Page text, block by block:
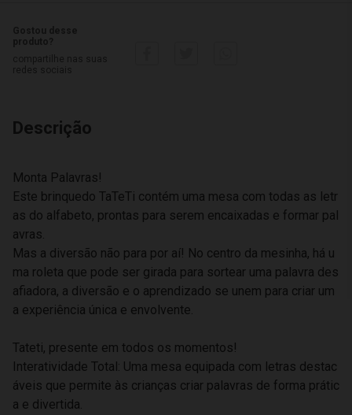
Descrição
Monta Palavras!
Este brinquedo TaTeTi contém uma mesa com todas as letr
as do alfabeto, prontas para serem encaixadas e formar pal
avras.
Mas a diversão não para por aí! No centro da mesinha, há u
ma roleta que pode ser girada para sortear uma palavra des
afiadora, a diversão e o aprendizado se unem para criar um
a experiência única e envolvente.
Tateti, presente em todos os momentos!
Interatividade Total: Uma mesa equipada com letras destac
áveis que permite às crianças criar palavras de forma prátic
a e divertida.